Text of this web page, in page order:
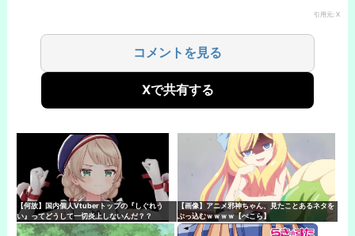
引用元: X
コメントを見る
Xで共有する
【何故】国内個人Vtuberトップの『しぐれう
い』ってどうして一切炎上しないんだ？？
【画像】アニメ邪神ちゃん、見たことあるネタを
ぶっ込むｗｗｗｗ【ぺこら】